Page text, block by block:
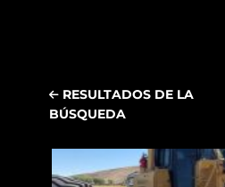
RESULTADOS DE LA
BÚSQUEDA